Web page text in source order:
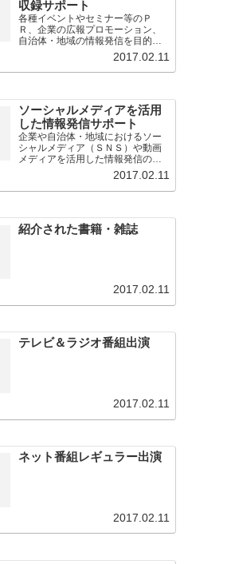
収録サポート
各種イベントやセミナー等のＰ
Ｒ、企業の広報プロモーション、
自治体・地域の情報発信を目的と
したライブ配信・中継の業務を担
当。映像音声の技術的なサポート
のほか、構成企画も対応。
2017.02.11
ソーシャルメディアを活用
した情報発信サポート
企業や自治体・地域におけるソー
シャルメディア（ＳＮＳ）や動画
メディアを活用した情報発信のサ
ポート（アドバイスや運用支援）
2017.02.11
紹介された書籍・雑誌
2017.02.11
テレビ＆ラジオ番組出演
2017.02.11
ネット番組レギュラー出演
2017.02.11